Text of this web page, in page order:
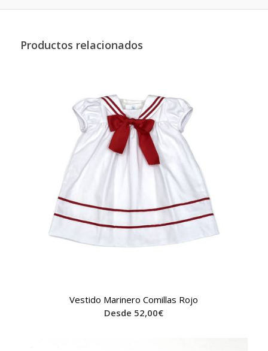
Productos relacionados
Vestido Marinero Comillas Rojo
Desde 52,00€